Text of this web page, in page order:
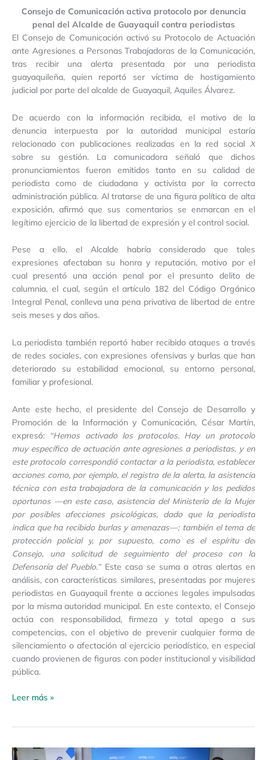
Consejo de Comunicación activa protocolo por denuncia
penal del Alcalde de Guayaquil contra periodistas
El Consejo de Comunicación activó su Protocolo de Actuación
ante Agresiones a Personas Trabajadoras de la Comunicación,
tras recibir una alerta presentada por una periodista
guayaquileña, quien reportó ser víctima de hostigamiento
judicial por parte del alcalde de Guayaquil, Aquiles Álvarez.
De acuerdo con la información recibida, el motivo de la
denuncia interpuesta por la autoridad municipal estaría
relacionado con publicaciones realizadas en la red social X
sobre su gestión. La comunicadora señaló que dichos
pronunciamientos fueron emitidos tanto en su calidad de
periodista como de ciudadana y activista por la correcta
administración pública. Al tratarse de una figura política de alta
exposición, afirmó que sus comentarios se enmarcan en el
legítimo ejercicio de la libertad de expresión y el control social.
Pese a ello, el Alcalde habría considerado que tales
expresiones afectaban su honra y reputación, motivo por el
cual presentó una acción penal por el presunto delito de
calumnia, el cual, según el artículo 182 del Código Orgánico
Integral Penal, conlleva una pena privativa de libertad de entre
seis meses y dos años.
La periodista también reportó haber recibido ataques a través
de redes sociales, con expresiones ofensivas y burlas que han
deteriorado su estabilidad emocional, su entorno personal,
familiar y profesional.
Ante este hecho, el presidente del Consejo de Desarrollo y
Promoción de la Información y Comunicación, César Martín,
expresó: “Hemos activado los protocolos. Hay un protocolo
muy específico de actuación ante agresiones a periodistas, y en
este protocolo correspondió contactar a la periodista, establecer
acciones como, por ejemplo, el registro de la alerta, la asistencia
técnica con esta trabajadora de la comunicación y los pedidos
oportunos —en este caso, asistencia del Ministerio de la Mujer
por posibles afecciones psicológicas, dado que la periodista
indica que ha recibido burlas y amenazas—; también el tema de
protección policial y, por supuesto, como es el espíritu del
Consejo, una solicitud de seguimiento del proceso con la
Defensoría del Pueblo.”Este caso se suma a otras alertas en
análisis, con características similares, presentadas por mujeres
periodistas en Guayaquil frente a acciones legales impulsadas
por la misma autoridad municipal. En este contexto, el Consejo
actúa con responsabilidad, firmeza y total apego a sus
competencias, con el objetivo de prevenir cualquier forma de
silenciamiento o afectación al ejercicio periodístico, en especial
cuando provienen de figuras con poder institucional y visibilidad
pública.
activa
por
denuncia
penal
Alcalde
Guayaquil
contra
periodistas
Leer más »
Boletín